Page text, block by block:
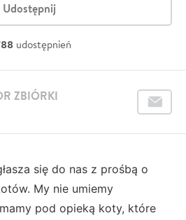
Udostępnij
udostępnień
ZBIÓRKI
się do nas z prośbą o
My nie umiemy
pod opieką koty, które